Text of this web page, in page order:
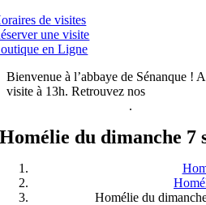
de visites
une visite
en Ligne
Bienvenue à l’abbaye de Sénanque !
visite à 13h. Retrouvez nos
.
Homélie du dimanche 7
Homélie du